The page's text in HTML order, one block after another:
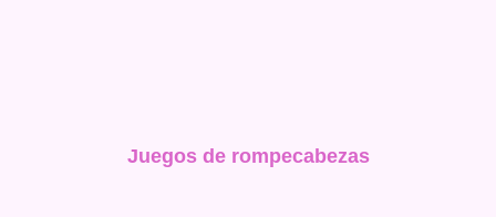
Juegos de rompecabezas